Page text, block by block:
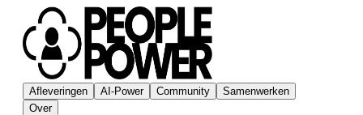
Afleveringen AI-Power Community
Samenwerken
Over